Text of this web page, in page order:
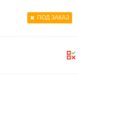
ПОД ЗАКАЗ